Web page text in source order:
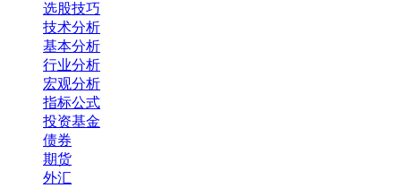
选股技巧
技术分析
基本分析
行业分析
宏观分析
指标公式
投资基金
债券
期货
外汇